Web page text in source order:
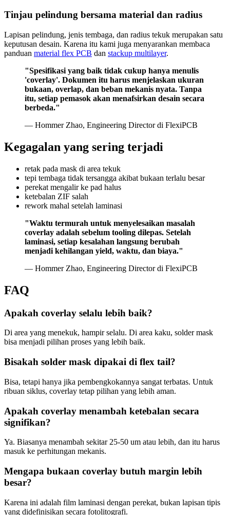
Tinjau pelindung bersama material dan radius
Lapisan pelindung, jenis tembaga, dan radius tekuk merupakan satu
keputusan desain. Karena itu kami juga menyarankan membaca
panduan material flex PCB dan stackup multilayer.
"Spesifikasi yang baik tidak cukup hanya menulis
'coverlay'. Dokumen itu harus menjelaskan ukuran
bukaan, overlap, dan beban mekanis nyata. Tanpa
itu, setiap pemasok akan menafsirkan desain secara
berbeda."
— Hommer Zhao, Engineering Director di FlexiPCB
Kegagalan yang sering terjadi
retak pada mask di area tekuk
tepi tembaga tidak tersangga akibat bukaan terlalu besar
perekat mengalir ke pad halus
ketebalan ZIF salah
rework mahal setelah laminasi
"Waktu termurah untuk menyelesaikan masalah
coverlay adalah sebelum tooling dilepas. Setelah
laminasi, setiap kesalahan langsung berubah
menjadi kehilangan yield, waktu, dan biaya."
— Hommer Zhao, Engineering Director di FlexiPCB
FAQ
Apakah coverlay selalu lebih baik?
Di area yang menekuk, hampir selalu. Di area kaku, solder mask
bisa menjadi pilihan proses yang lebih baik.
Bisakah solder mask dipakai di flex tail?
Bisa, tetapi hanya jika pembengkokannya sangat terbatas. Untuk
ribuan siklus, coverlay tetap pilihan yang lebih aman.
Apakah coverlay menambah ketebalan secara
signifikan?
Ya. Biasanya menambah sekitar 25-50 um atau lebih, dan itu harus
masuk ke perhitungan mekanis.
Mengapa bukaan coverlay butuh margin lebih
besar?
Karena ini adalah film laminasi dengan perekat, bukan lapisan tipis
yang didefinisikan secara fotolitografi.